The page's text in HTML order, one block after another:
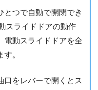
とつで自動で開閉でき
スライドドアの動作
電動スライドドアを全
。
口をレバーで開くとス